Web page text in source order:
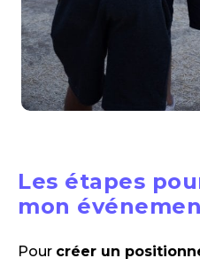
Les étapes
mon
Pour créer un